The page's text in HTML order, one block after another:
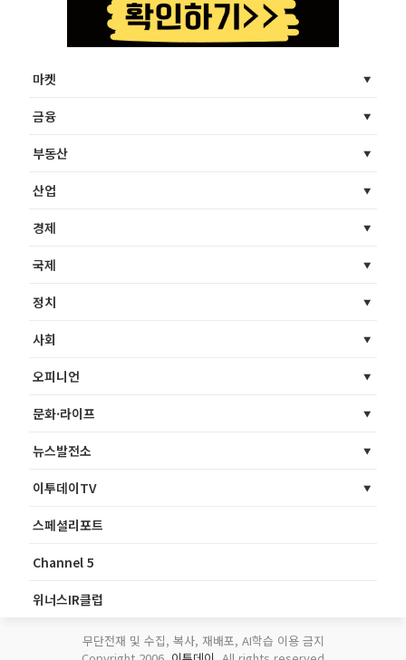
마켓
금융
부동산
산업
경제
국제
정치
사회
오피니언
문화·라이프
뉴스발전소
이투데이TV
스페셜리포트
Channel 5
위너스IR클럽
무단전재 및 수집, 복사, 재배포, AI학습 이용 금지